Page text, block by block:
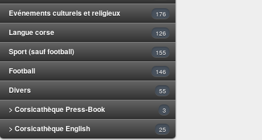
Evénements culturels et religieux 176
Langue corse 126
Sport (sauf football) 155
Football 146
Divers 55
> Corsicathèque Press-Book 3
> Corsicathèque English 25